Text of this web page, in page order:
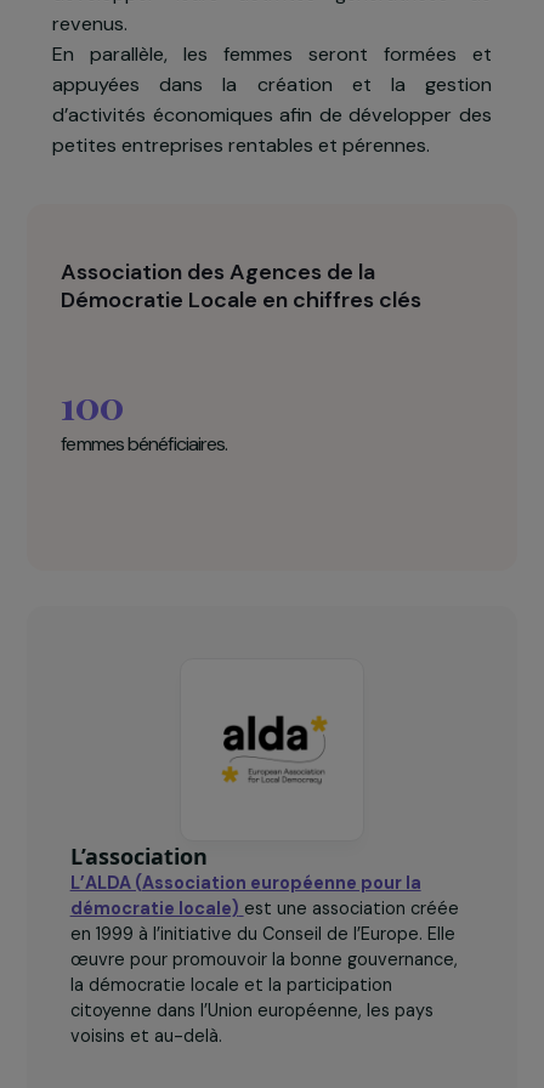
(AVEC). Gérées par les femmes membres,
associations permettent aux femmes
de façon collective puis, grâce à cette
d’emprunter à des taux bas pour lancer
appuyées dans la création et la
d’activités économiques afin de développer